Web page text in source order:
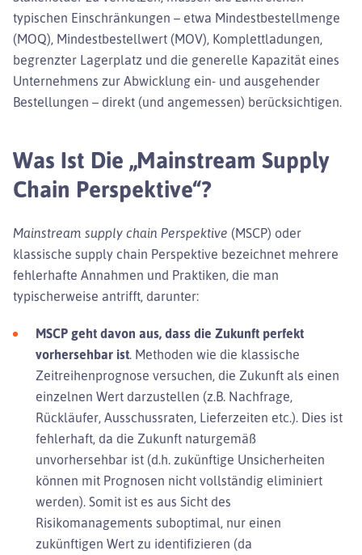
typischen Einschränkungen – etwa Mindestbestellmenge
(MOQ), Mindestbestellwert (MOV), Komplettladungen,
begrenzter Lagerplatz und die generelle Kapazität eines
Unternehmens zur Abwicklung ein- und ausgehender
Bestellungen – direkt (und angemessen) berücksichtigen.
Was Ist Die „Mainstream Supply
Chain Perspektive“?
Mainstream supply chain Perspektive (MSCP) oder
klassische supply chain Perspektive bezeichnet mehrere
fehlerhafte Annahmen und Praktiken, die man
typischerweise antrifft, darunter:
MSCP geht davon aus, dass die Zukunft perfekt
vorhersehbar ist. Methoden wie die klassische
Zeitreihenprognose versuchen, die Zukunft als einen
einzelnen Wert darzustellen (z.B. Nachfrage,
Rückläufer, Ausschussraten, Lieferzeiten etc.). Dies ist
fehlerhaft, da die Zukunft naturgemäß
unvorhersehbar ist (d.h. zukünftige Unsicherheiten
können mit Prognosen nicht vollständig eliminiert
werden). Somit ist es aus Sicht des
Risikomanagements suboptimal, nur einen
zukünftigen Wert zu identifizieren (da